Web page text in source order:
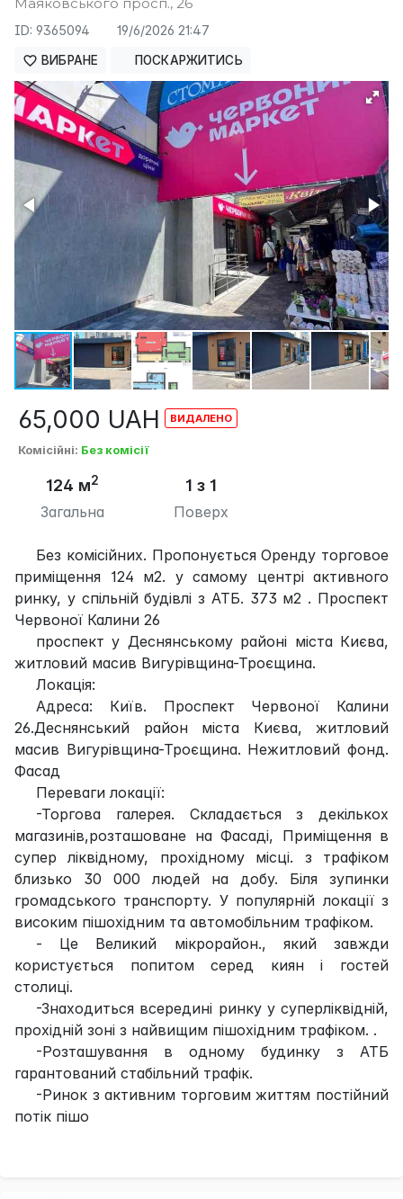
ID: 9365094 19/6/2026 21:47
ВИБРАНЕ ПОСКАРЖИТИСЬ
65,000 UAH
Комісійні: Без комісії
124 м2
Загальна
1 з 1
Поверх
Без комісійних. Пропонується Оренду торговое
приміщення 124 м2. у самому центрі активного
ринку, у спільній будівлі з АТБ. 373 м2 . Проспект
Червоної Калини 26
проспект у Деснянському районі міста Києва,
житловий масив Вигурівщина-Троєщина.
Локація:
Адреса: Київ. Проспект Червоної Калини
26.Деснянський район міста Києва, житловий
масив Вигурівщина-Троєщина. Нежитловий фонд.
Фасад
Переваги локації:
-Торгова галерея. Складається з декількох
магазинів,розташоване на Фасадi, Приміщення в
супер ліквідному, прохідному місці. з трафіком
близько 30 000 людей на добу. Біля зупинки
громадського транспорту. У популярній локації з
високим пішохідним та автомобільним трафіком.
- Це Великий мікрорайон., який завжди
користується попитом серед киян і гостей
столиці.
-Знаходиться всередині ринку у суперліквідній,
прохідній зоні з найвищим пішохідним трафіком. .
-Розташування в одному будинку з АТБ
гарантований стабільний трафік.
-Ринок з активним торговим життям постійний
потік пішо